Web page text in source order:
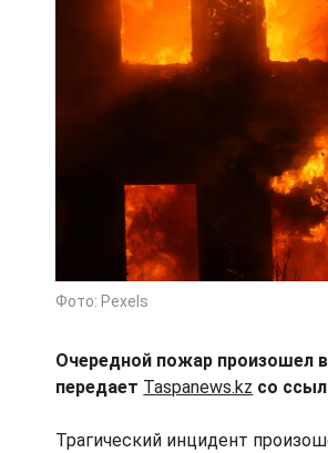
Фото: Pexels
Очередной пожар произошел
передает Taspanews.kz со
Трагический инцидент